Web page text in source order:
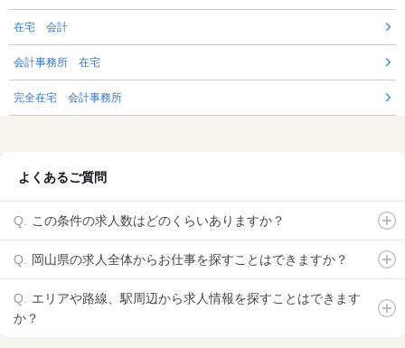
在宅 会計
会計事務所 在宅
完全在宅 会計事務所
よくあるご質問
この条件の求人数はどのくらいありますか？
岡山県の求人全体からお仕事を探すことはできますか？
エリアや路線、駅周辺から求人情報を探すことはできます
か？